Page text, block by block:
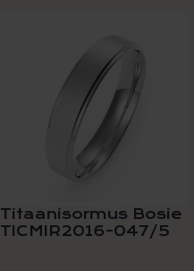
Titaanisormus Bosie
TICMIR2016-047/5